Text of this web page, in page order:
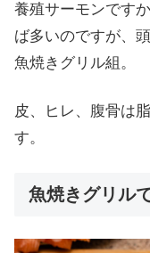
養殖サーモンです
ば多いのですが、
魚焼きグリル組。
皮、ヒレ、腹骨は
す。
魚焼きグリル